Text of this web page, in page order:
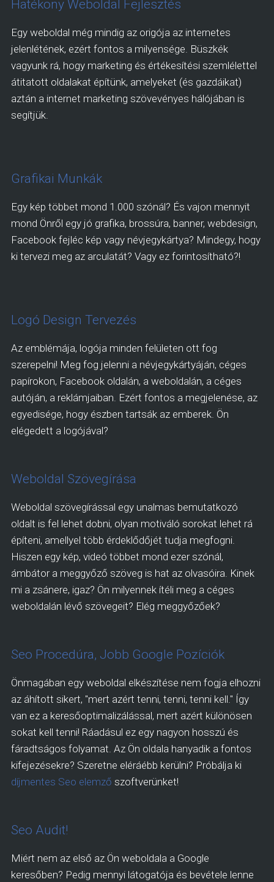
Hatékony Weboldal Fejlesztés
Egy weboldal még mindig az origója az internetes
jelenlétének, ezért fontos a milyensége. Büszkék
vagyunk rá, hogy marketing és értékesítési szemlélettel
átitatott oldalakat építünk, amelyeket (és gazdáikat)
aztán a internet marketing szövevényes hálójában is
segítjük.
Grafikai Munkák
Egy kép többet mond 1.000 szónál? És vajon mennyit
mond Önről egy jó grafika, brossúra, banner, webdesign,
Facebook fejléc kép vagy névjegykártya? Mindegy, hogy
ki tervezi meg az arculatát? Vagy ez forintosítható?!
Logó Design Tervezés
Az emblémája, logója minden felületen ott fog
szerepelni! Meg fog jelenni a névjegykártyáján, céges
papírokon, Facebook oldalán, a weboldalán, a céges
autóján, a reklámjaiban. Ezért fontos a megjelenése, az
egyedisége, hogy észben tartsák az emberek. Ön
elégedett a logójával?
Weboldal Szövegírása
Weboldal szövegírással egy unalmas bemutatkozó
oldalt is fel lehet dobni, olyan motiváló sorokat lehet rá
építeni, amellyel több érdeklődőjét tudja megfogni.
Hiszen egy kép, videó többet mond ezer szónál,
ámbátor a meggyőző szöveg is hat az olvasóira. Kinek
mi a zsánere, igaz? Ön milyennek ítéli meg a céges
weboldalán lévő szövegeit? Elég meggyőzőek?
Seo Procedúra, Jobb Google Pozíciók
Önmagában egy weboldal elkészítése nem fogja elhozni
az áhított sikert, "mert azért tenni, tenni, tenni kell." Így
van ez a keresőoptimalizálással, mert azért különösen
sokat kell tenni! Ráadásul ez egy nagyon hosszú és
fáradtságos folyamat. Az Ön oldala hanyadik a fontos
kifejezésekre? Szeretne eléráébb kerülni? Próbálja ki
díjmentes Seo elemző szoftverünket!
Seo Audit!
Miért nem az első az Ön weboldala a Google
keresőben? Pedig mennyi látogatója és bevétele lenne